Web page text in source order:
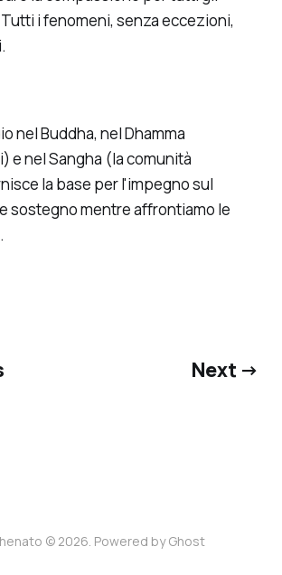
i fenomeni, senza eccezioni,
nel Buddha, nel Dhamma
e nel Sangha (la comunità
la base per l'impegno sul
sostegno mentre affrontiamo le
Next →
© 2026. Powered byGhost